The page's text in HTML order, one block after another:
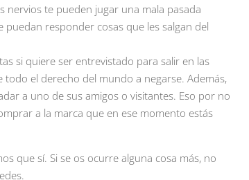
nervios te pueden jugar una mala pasada
responder cosas que les salgan del
si quiere ser entrevistado para salir en las
todo el derecho del mundo a negarse. Además,
a uno de sus amigos o visitantes. Eso por no
a la marca que en ese momento estás
que sí. Si se os ocurre alguna cosa más, no